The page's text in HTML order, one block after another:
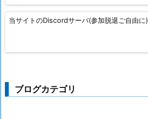
当サイトのDiscordサーバ(参加脱退ご自由に)
ブログカテゴリ